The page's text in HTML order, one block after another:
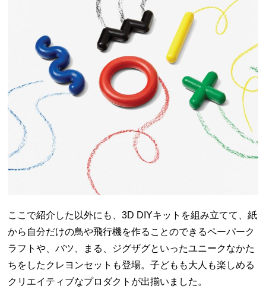
ここで紹介した以外にも、3D DIYキットを組み立てて、紙
から自分だけの鳥や飛行機を作ることのできるペーパーク
ラフトや、バツ、まる、ジグザグといったユニークなかた
ちをしたクレヨンセットも登場。子どもも大人も楽しめる
クリエイティブなプロダクトが出揃いました。